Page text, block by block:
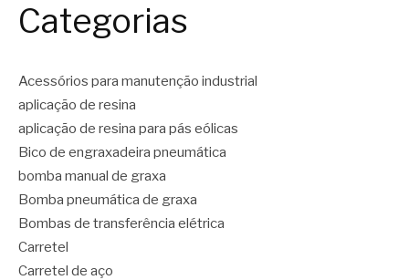
Categorias
Acessórios para manutenção industrial
aplicação de resina
aplicação de resina para pás eólicas
Bico de engraxadeira pneumática
bomba manual de graxa
Bomba pneumática de graxa
Bombas de transferência elétrica
Carretel
Carretel de aço